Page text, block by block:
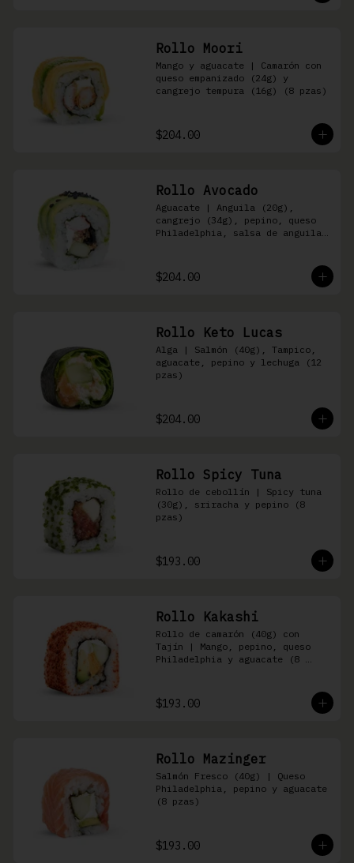
Rollo Moori
Mango y aguacate | Camarón con
queso empanizado (24g) y
cangrejo tempura (16g) (8 pzas)
$204.00
Rollo Avocado
Aguacate | Anguila (20g),
cangrejo (34g), pepino, queso
Philadelphia, salsa de anguila
$204.00
Rollo Keto Lucas
Alga | Salmón (40g), Tampico,
aguacate, pepino y lechuga (12
pzas)
$204.00
Rollo Spicy Tuna
Rollo de cebollín | Spicy tuna
(30g), sriracha y pepino (8
pzas)
$193.00
Rollo Kakashi
Rollo de camarón (40g) con
Tajín | Mango, pepino, queso
Philadelphia y aguacate (8
$193.00
Rollo Mazinger
Salmón Fresco (40g) | Queso
Philadelphia, pepino y aguacate
(8 pzas)
$193.00